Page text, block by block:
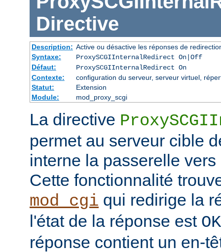
Directive
Description: Active ou désactive les réponses de
Syntaxe:
ProxySCGIInternalRedirect On|Off
Défaut:
ProxySCGIInternalRedirect On
Contexte:
configuration du serveur, serveur virtuel,
Statut:
Extension
Module:
mod_proxy_scgi
La directive
permet au serveur cible
interne la passerelle
Cette fonctionnalité
mod_cgi qui redirige la
l'état de la réponse est OK
réponse contient un en-